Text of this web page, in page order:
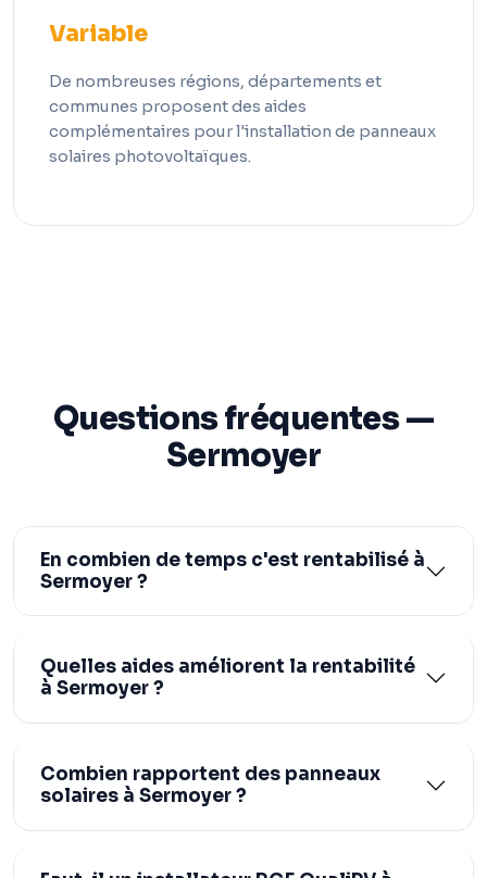
Variable
De nombreuses régions, départements et
communes proposent des aides
complémentaires pour l'installation de panneaux
solaires photovoltaïques.
Questions fréquentes —
Sermoyer
En combien de temps c'est rentabilisé à
Sermoyer ?
Quelles aides améliorent la rentabilité
à Sermoyer ?
Combien rapportent des panneaux
solaires à Sermoyer ?